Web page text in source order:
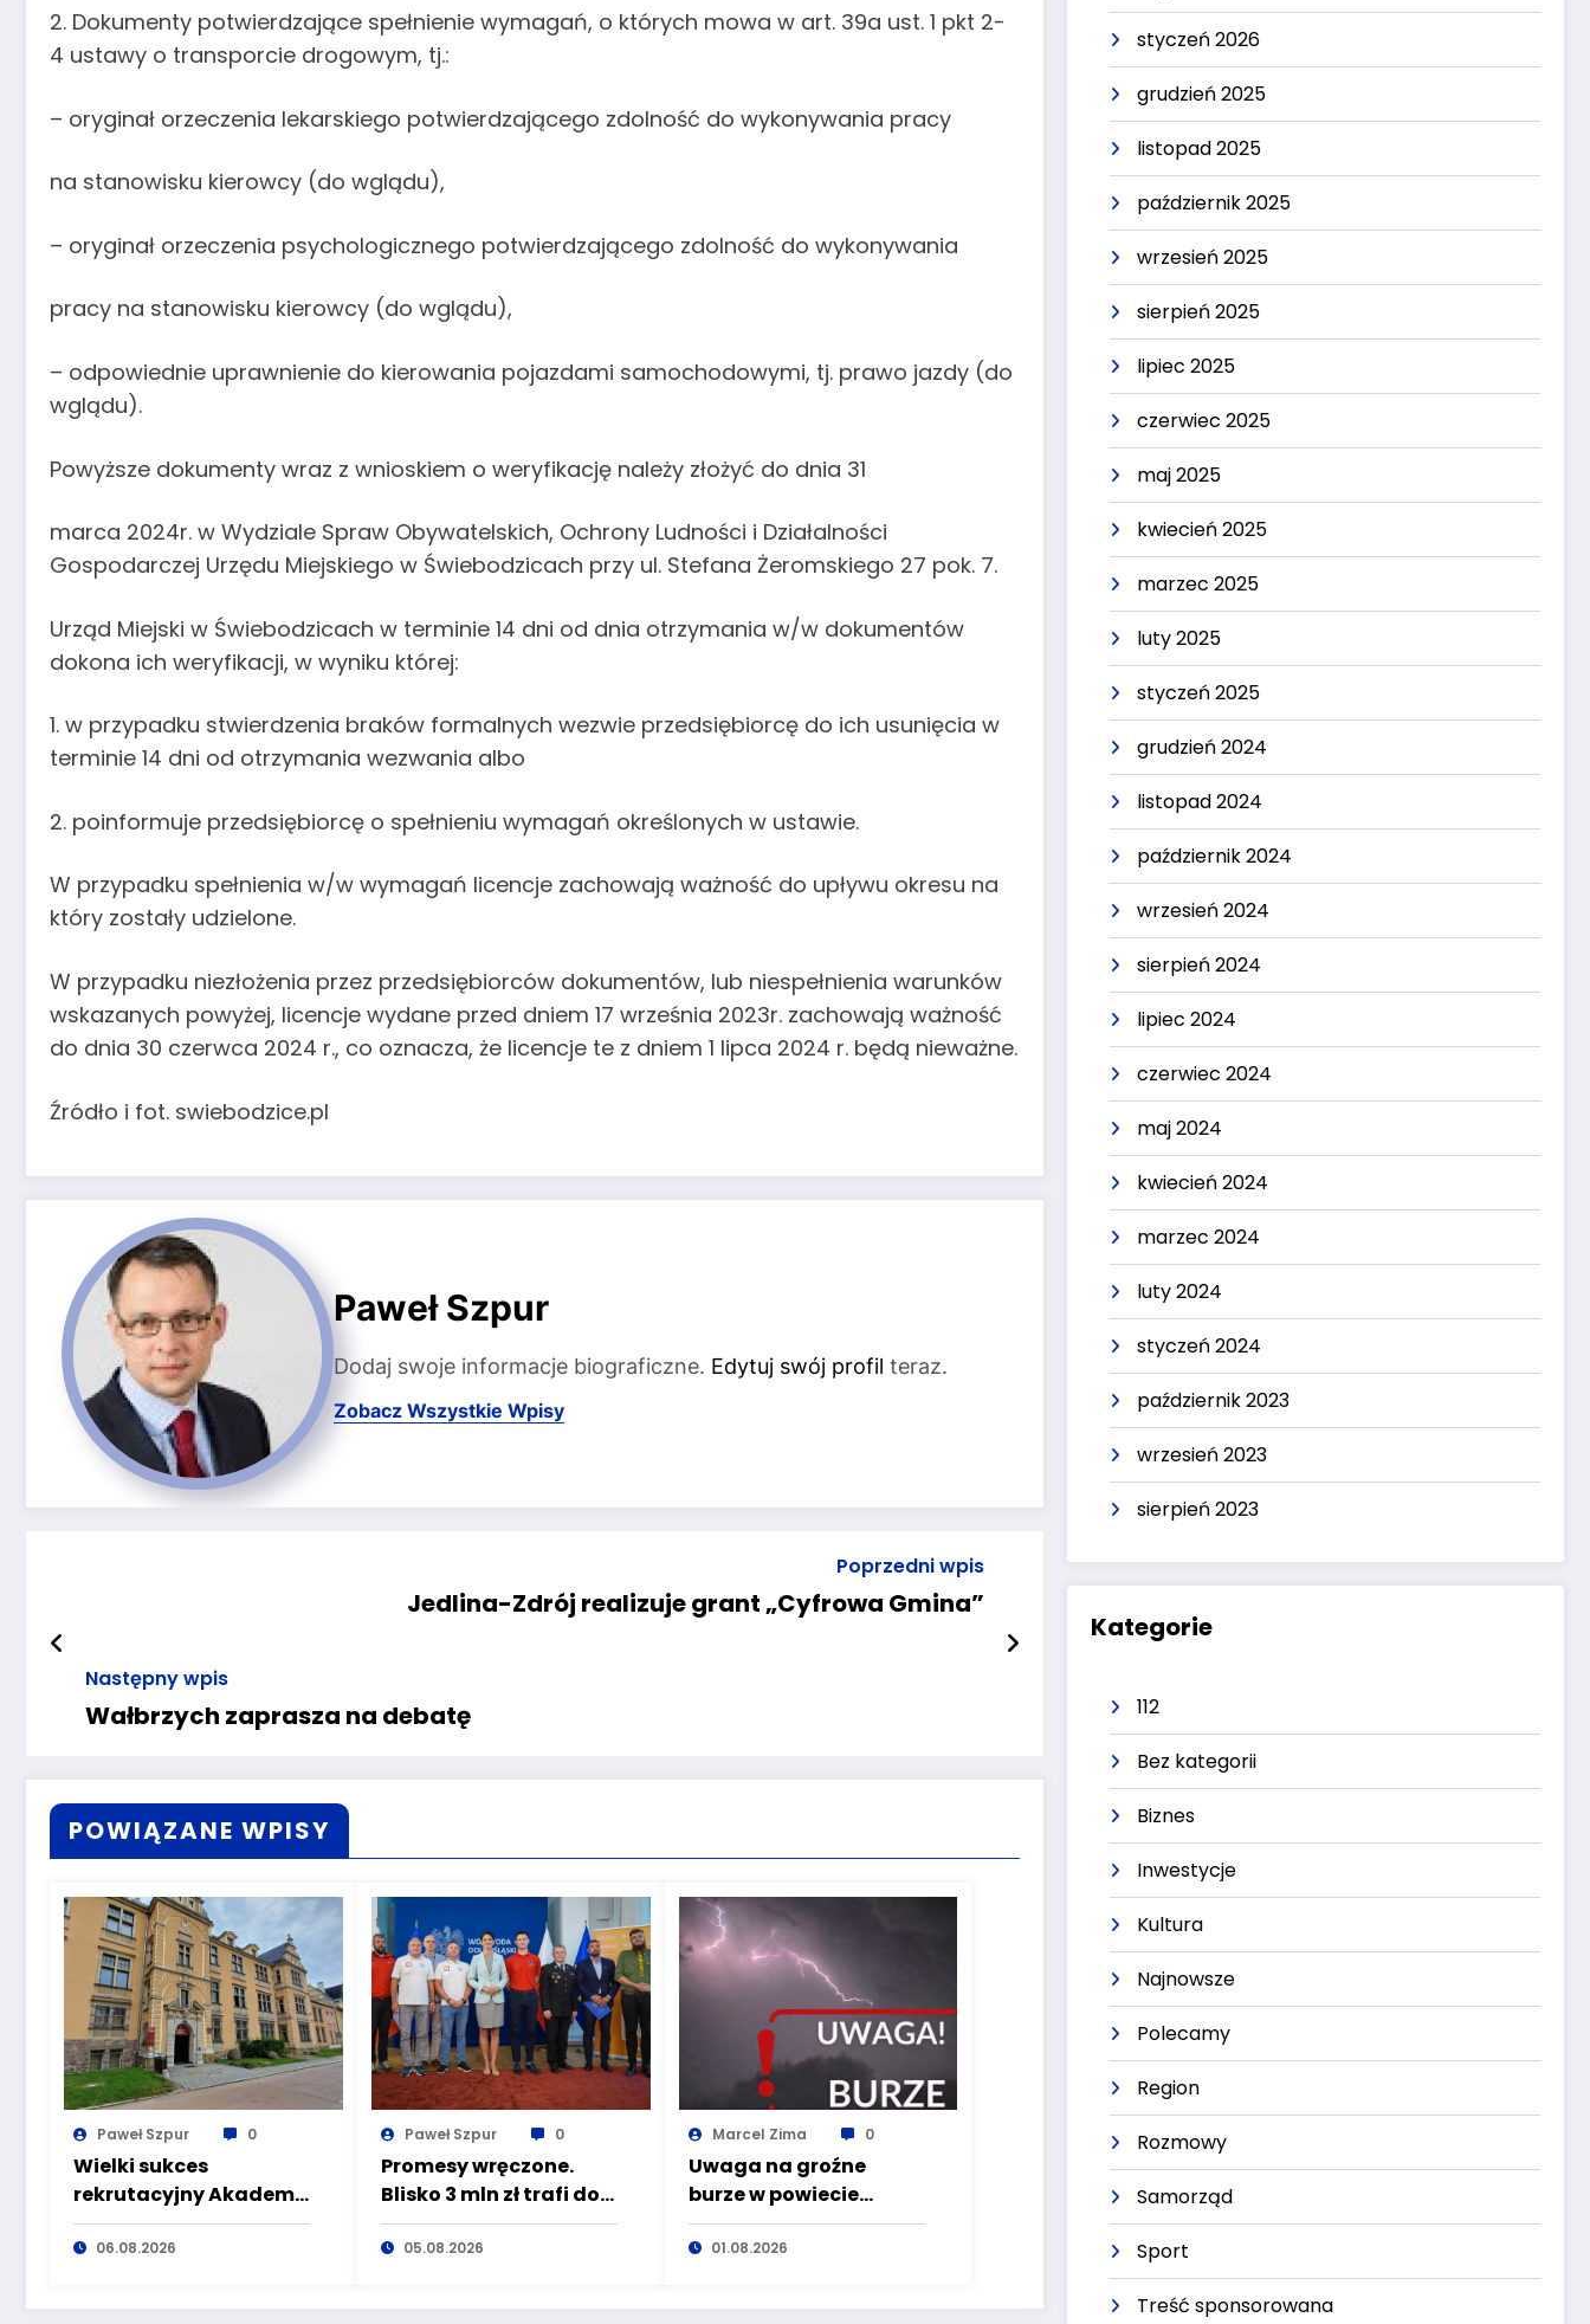
2. Dokumenty potwierdzające spełnienie wymagań, o których mowa w art. 39a ust. 1 pkt 2-
4 ustawy o transporcie drogowym, tj.:
– oryginał orzeczenia lekarskiego potwierdzającego zdolność do wykonywania pracy
na stanowisku kierowcy (do wglądu),
– oryginał orzeczenia psychologicznego potwierdzającego zdolność do wykonywania
pracy na stanowisku kierowcy (do wglądu),
– odpowiednie uprawnienie do kierowania pojazdami samochodowymi, tj. prawo jazdy (do
wglądu).
Powyższe dokumenty wraz z wnioskiem o weryfikację należy złożyć do dnia 31
marca 2024r. w Wydziale Spraw Obywatelskich, Ochrony Ludności i Działalności
Gospodarczej Urzędu Miejskiego w Świebodzicach przy ul. Stefana Żeromskiego 27 pok. 7.
Urząd Miejski w Świebodzicach w terminie 14 dni od dnia otrzymania w/w dokumentów
dokona ich weryfikacji, w wyniku której:
1. w przypadku stwierdzenia braków formalnych wezwie przedsiębiorcę do ich usunięcia w
terminie 14 dni od otrzymania wezwania albo
2. poinformuje przedsiębiorcę o spełnieniu wymagań określonych w ustawie.
W przypadku spełnienia w/w wymagań licencje zachowają ważność do upływu okresu na
który zostały udzielone.
W przypadku niezłożenia przez przedsiębiorców dokumentów, lub niespełnienia warunków
wskazanych powyżej, licencje wydane przed dniem 17 września 2023r. zachowają ważność
do dnia 30 czerwca 2024 r., co oznacza, że licencje te z dniem 1 lipca 2024 r. będą nieważne.
Źródło i fot. swiebodzice.pl
Paweł Szpur
Dodaj swoje informacje biograficzne. Edytuj swój profil teraz.
Zobacz Wszystkie Wpisy
Poprzedni wpis
Jedlina-Zdrój realizuje grant „Cyfrowa Gmina”
Następny wpis
Wałbrzych zaprasza na debatę
POWIĄZANE WPISY
Paweł Szpur 0
Wielki sukces
rekrutacyjny Akademii
Nauk Stosowanych
Angelusa Silesiusa!
ale Ty wciąż masz
06.08.2026
Paweł Szpur 0
Promesy wręczone.
Blisko 3 mln zł trafi do
organizacji, które
dbają o
mieszkańców Dolnego
05.08.2026
Marcel Zima 0
Uwaga na groźne
burze w powiecie
wałbrzyskim
01.08.2026
styczeń 2026
grudzień 2025
listopad 2025
październik 2025
wrzesień 2025
sierpień 2025
lipiec 2025
czerwiec 2025
maj 2025
kwiecień 2025
marzec 2025
luty 2025
styczeń 2025
grudzień 2024
listopad 2024
październik 2024
wrzesień 2024
sierpień 2024
lipiec 2024
czerwiec 2024
maj 2024
kwiecień 2024
marzec 2024
luty 2024
styczeń 2024
październik 2023
wrzesień 2023
sierpień 2023
Kategorie
112
Bez kategorii
Biznes
Inwestycje
Kultura
Najnowsze
Polecamy
Region
Rozmowy
Samorząd
Sport
Treść sponsorowana